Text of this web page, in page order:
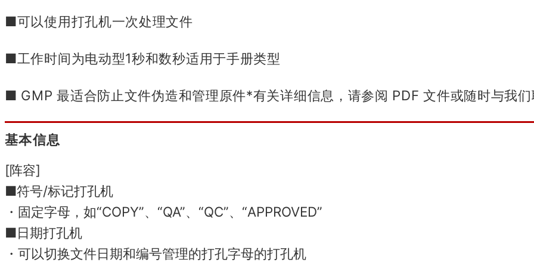
■可以使用打孔机一次处理文件
■工作时间为电动型1秒和数秒适用于手册类型
■ GMP 最适合防止文件伪造和管理原件*有关详细信息，请参阅 PDF 文件或随时与我
基本信息
[阵容]
■符号/标记打孔机
・固定字母，如“COPY”、“QA”、“QC”、“APPROVED”
■日期打孔机
・可以切换文件日期和编号管理的打孔字母的打孔机